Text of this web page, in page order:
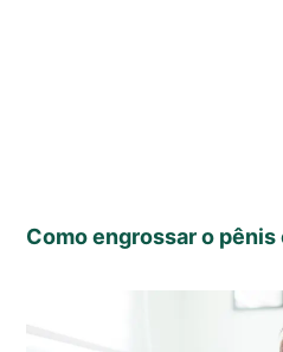
Como engrossar o